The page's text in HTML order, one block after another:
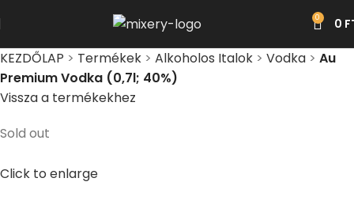
0 0
KEZDŐLAP > Termékek > Alkoholos Italok > Vodka > Au
Premium Vodka (0,7l; 40%)
Vissza a termékekhez
Sold out
Click to enlarge